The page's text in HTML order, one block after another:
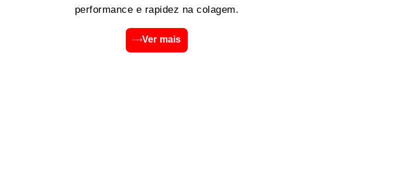
performance e rapidez na colagem.
Ver mais